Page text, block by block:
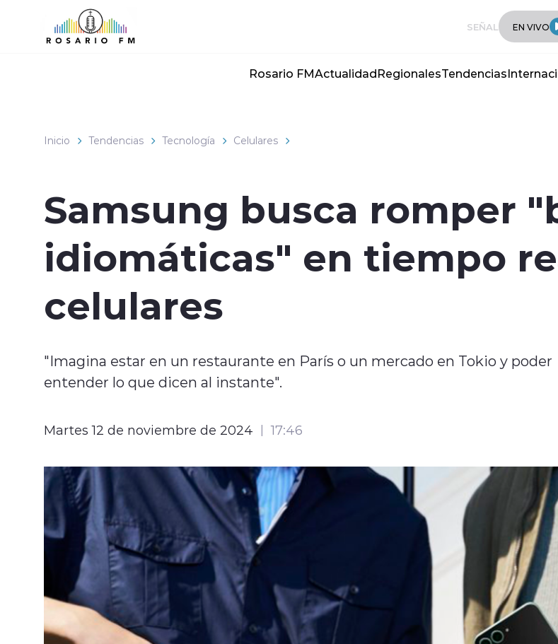
Click acá para ir directamente al contenido
SEÑAL EN VIVO
Rosario FMActualidadRegionalesTendencias
Inicio Tendencias Tecnología Celulares
Samsung busca romper
idiomáticas" en tiempo
celulares
"Imagina estar en un restaurante en París o un mercado en Tokio y poder
entender lo que dicen al instante".
Martes 12 de noviembre de 2024 17:46